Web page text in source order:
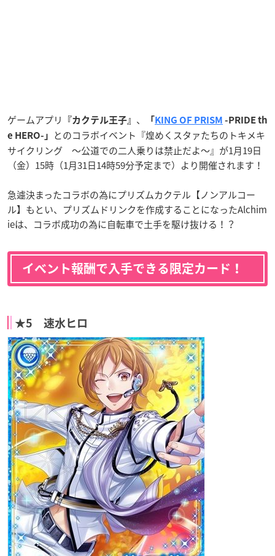
ゲームアプリ 『カクテル王子』 、 「KING OF PRISM -PRIDE th
e HERO-」
とのコラボイベント『煌めくスタァたちのトキメキ
サイクリング ～公道での二人乗りは禁止だよ～』が1月19日
（金）15時（1月31日14時59分予定まで）より開催されます！
急遽決まったコラボの為にプリズムカクテル【ノンアルコー
ル】もとい、プリズムドリンクを作成することになったAlchim
ieは、コラボ成功の為に自転車で土手を駆け抜ける！？
イベント報酬で入手できる限定カード！
★5 速水ヒロ